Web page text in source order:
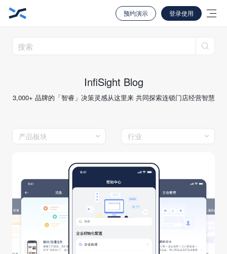
预约演示 登录使用
InfiSight Blog
3,000+ 品牌的「智睿」决策灵感从这里来 共同探索连锁门店经营智慧